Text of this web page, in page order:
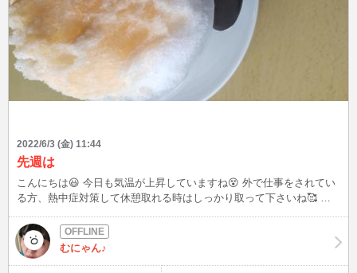
2022/6/3 (金) 11:44
先週は
こんにちは😃 今日も気温が上昇していますね😵 外で仕事をされてい
る方、熱中症対策して休憩取れる時はしっかり取って下さいね🥰 先
味しかったです♪ 今日は13時過ぎくらいからログイン出来たら居るか
もしれないので、見かけましたらお話して下さると嬉しいです🍀
むにゃん♪